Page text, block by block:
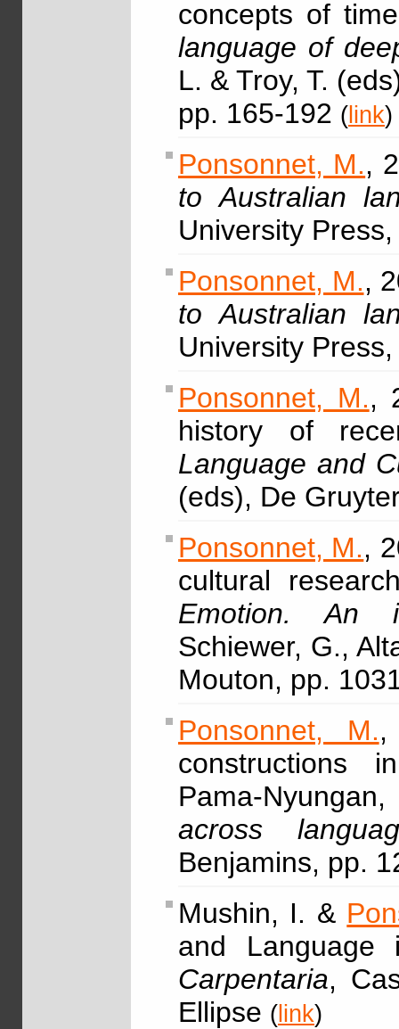
concepts of
language of
L. & Troy, T.
pp. 165-192 ( link)
Ponsonnet, M.,
to Australian
University
Ponsonnet, M.,
to Australian
University
Ponsonnet, M.,
history of
Language and
(eds), De
Ponsonnet, M.,
cultural
Emotion. An
Schiewer, G.,
Mouton, pp.
Ponsonnet, M.,
constructions
Pama-
across
Benjamins, pp.
Mushin, I. &
and
Carpentaria,
Ellipse ( link)